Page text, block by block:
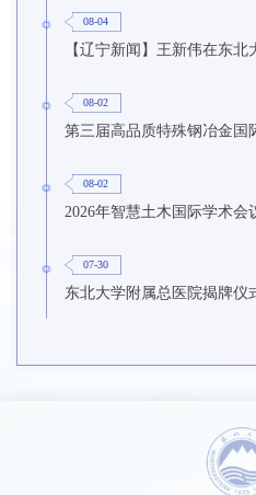
08-04
【辽宁新闻】王新伟在东
08-02
08-02
07-30
东北大学附属总医院揭牌仪